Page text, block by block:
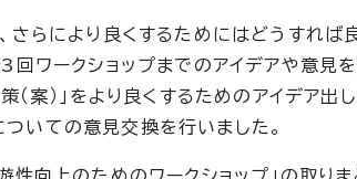
らにより良くするためにはどうすれば
回ワークショップまでのアイデアや意見
案）」をより良くするためのアイデア出
いての意見交換を行いました。